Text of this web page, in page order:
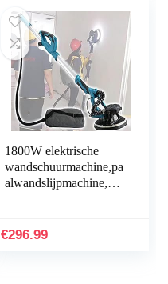
1800W elektrische
wandschuurmachine,pa
alwandslijpmachine,me
variabele snelheden…
€296.99